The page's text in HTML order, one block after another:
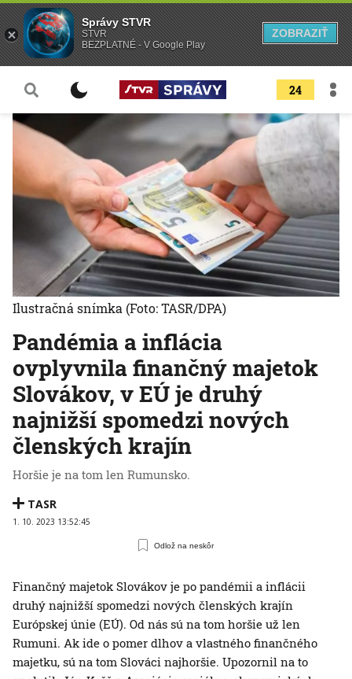
24
Pandémia a inflácia
ovplyvnila finančný majetok
Slovákov, v EÚ je druhý
najnižší spomedzi nových
členských krajín
Horšie je na tom len Rumunsko.
TASR
1. 10. 2023 13:52:45
Odlož na neskôr
Ilustračná snímka (Foto: TASR/DPA)
Finančný majetok Slovákov je po pandémii a inflácii
druhý najnižší spomedzi nových členských krajín
Európskej únie (EÚ). Od nás sú na tom horšie už len
Rumuni. Ak ide o pomer dlhov a vlastného finančného
majetku, sú na tom Slováci najhoršie. Upozornil na to
Správy STVR
STVR
BEZPLATNÉ - V Google Play
ZOBRAZIŤ